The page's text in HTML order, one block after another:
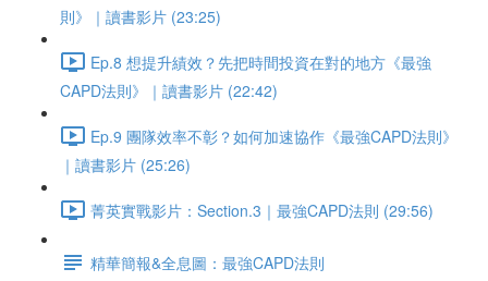
則》｜讀書影片 (23:25)
Ep.8 想提升績效？先把時間投資在對的地方《最強
CAPD法則》｜讀書影片 (22:42)
Ep.9 團隊效率不彰？如何加速協作《最強CAPD法則》
｜讀書影片 (25:26)
菁英實戰影片：Section.3｜最強CAPD法則 (29:56)
精華簡報&全息圖：最強CAPD法則